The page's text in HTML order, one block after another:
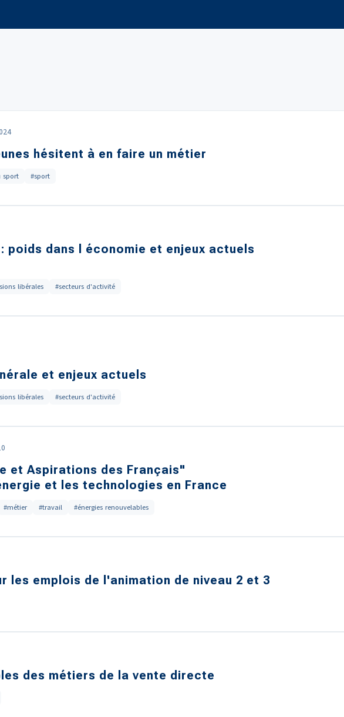
hésitent à en faire un métier
sport #sport
poids dans l économie et enjeux actuels
libérales #secteurs d'activité
et enjeux actuels
libérales #secteurs d'activité
et Aspirations des Français"
et les technologies en France
#métier #travail #énergies renouvelables
les emplois de l'animation de niveau 2 et 3
des métiers de la vente directe